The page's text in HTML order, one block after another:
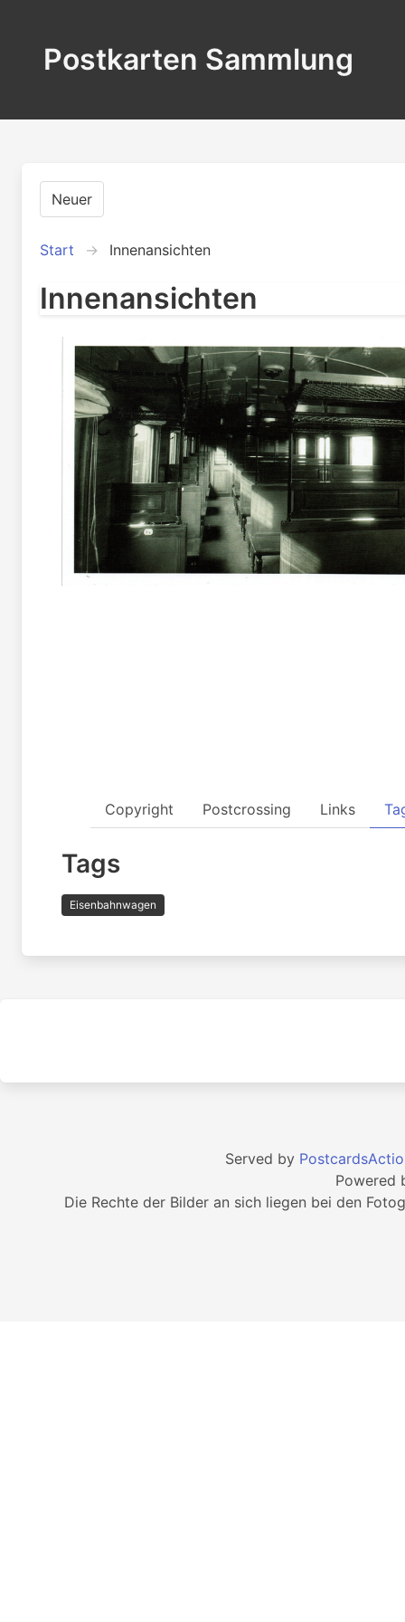
Postkarten Sammlung
Neuer
Start Innenansichten
Innenansichten
Copyright Postcrossing Links
Tags
Eisenbahnwagen
Served by
Powered
Die Rechte der Bilder an sich liegen bei den